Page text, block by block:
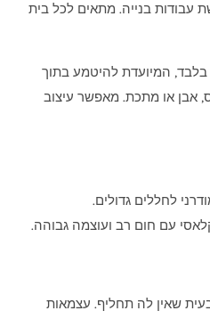
עבודות בנייה. מתאים לכל בית
בלבד, המיועדת להיטמע בתוך
אבן או מתכת. מאפשר עיצוב
לחללים גדולים.
עם חום רב ועוצמה גבוהה.
שאין לה תחליף. עצמאות